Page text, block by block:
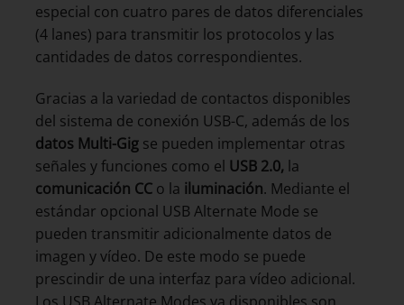
especial con cuatro pares de datos diferenciales
(4 lanes) para transmitir los protocolos y las
cantidades de datos correspondientes.
Gracias a la variedad de contactos disponibles
del sistema de conexión USB-C, además de los
datos Multi-Gig se pueden implementar otras
señales y funciones como el USB 2.0, la
comunicación CC o la iluminación. Mediante el
estándar opcional USB Alternate Mode se
pueden transmitir adicionalmente datos de
imagen y vídeo. De este modo se puede
prescindir de una interfaz para vídeo adicional.